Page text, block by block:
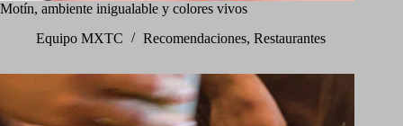
Motín, ambiente inigualable y colores vivos
Equipo MXTC
Recomendaciones, Restaurantes